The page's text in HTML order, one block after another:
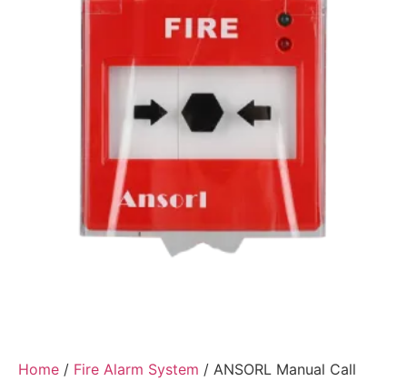
Home / Fire Alarm System / ANSORL Manual Call